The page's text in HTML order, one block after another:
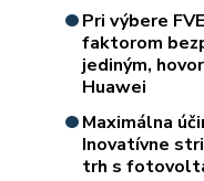
Pri výbere
faktorom
jediným,
Huawei
Maximálna
Inovatívne
trh s